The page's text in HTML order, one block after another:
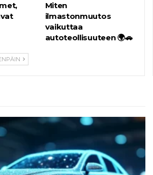
Miten
ilmastonmuutos
vaikuttaa
autoteollisuuteen 🌍🚗